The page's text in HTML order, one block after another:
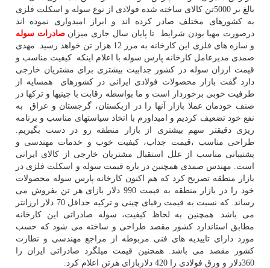
بالغ بر 5000تن کالای ساخته شده فولادی از نوع سوله و اسکلت فلزی
به کشورهای مختلف صادر کرده اند و ابراز امیدواری نموده اند
درصورت مهیا بودن شرایط تا پایان سال جاری میزانصادرات سوله
و سازه های فلزی این کارخانه به مرز 12 هزار تن خواهد رسید. مهدی
صمدی مدیرعامل کارخانه پارس سوله با اعلام اینکه کیفیت مناسب و
قیمت ارزان سوله در کشور جدابیت بیشتری برای مشتریان خارجی
دارد گفت بازار محصولات فولادی ایرانی در کشورهای همسایه از
طرفیت خوبی برخوردار است و ما بواسطه رقابت با چینیها و ترکها در
صنف خودمان عملا بازار آنها را در ازبکستان، گرجستان و عراق به
نفع خود تضعیف کردیم و امیداورم با اتخاذ سیاستهای مناسب و برنامه
ریزی دقیقتر سهم بیشتری از بازار منطقه رو در دست بگیریم.
طراحی مناسب ،قیمت جداب، کیفیت خوب و خدمات مهندسی و
پشتیبانی مناسب از علل استقبال مشتریان خارجی از کالای ایرانی
است. مهندس صمدی همچنین در باره قیمت سوله و اسکلت فلزی در
بازار منطقه تصریح کرد که هم اکنون کارخانه پارس سوله محصولات
خود را در بازار منطقه به قیمت 990 دلار بازای هر تن بفروش می
رساند. که نسبت به قیمت رقبای چینی و ترکیه حداقل 70 دلار ارزانتر
می باشد. همچنین به لحاظ کیفیت، سوله صادراتی این کارخانه
مطابق استاندارد کشور مقصد طراحی و ساخته می شود که حسب
مورد دارای تاییدیه های فنی مربوطه از مراجع مهندسی و نطارت
کشور مقصد می باشد. همچنین قیمت میلگرد صادراتی ایران را
360دلار و ورق فولادی را 420 دلاربازای هرتن اعلام کرد.